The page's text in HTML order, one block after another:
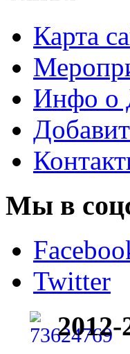
Карта
Инфо о
Мы в
Twitter